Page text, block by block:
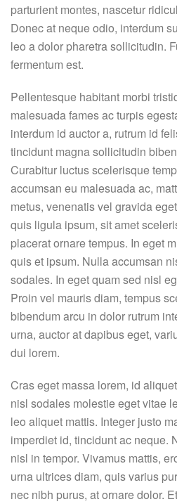
parturient montes, nascetur
Donec at neque odio, interdum
leo a dolor pharetra sollicitudin.
fermentum est.
Pellentesque habitant morbi
malesuada fames ac turpis
interdum id auctor a, rutrum id
tincidunt magna sollicitudin
Curabitur luctus scelerisque
accumsan eu malesuada ac,
metus, venenatis vel gravida
quis ligula ipsum, sit amet
placerat ornare tempus. In eget
quis et ipsum. Nulla accumsan
sodales. In eget quam sed nisl
Proin vel mauris diam, tempus
bibendum arcu in dolor rutrum
urna, auctor at dapibus eget,
dui lorem.
Cras eget massa lorem, id
nisl sodales molestie eget vitae
leo aliquet mattis. Integer justo
imperdiet id, tincidunt ac neque.
nisl in tempor. Vivamus mattis,
urna ultrices diam, quis varius
nec nibh purus, at ornare dolor.